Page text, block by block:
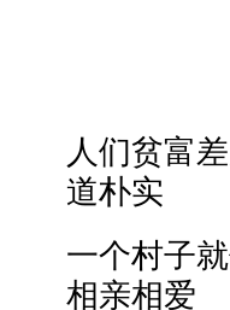
人们贫富
道朴实
一个村子
相亲相爱